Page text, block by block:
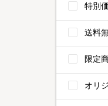
特別
送料
限定
オリ